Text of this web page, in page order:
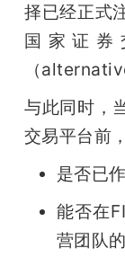
择已经正式
国家证
（
与此同时，
交易平台前
是否已
能否在
营团队